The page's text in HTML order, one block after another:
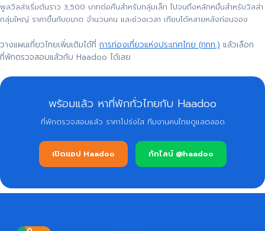
พูลวิลล่าเริ่มต้นราว 3,500 บาทต่อคืนสำหรับกลุ่มเล็ก ไปจนถึงหลักหมื่นสำหรับวิลล่า
กลุ่มใหญ่ ราคาขึ้นกับขนาด จำนวนคน และช่วงเวลา เทียบได้หลายหลังก่อนจอง
วางแผนเที่ยวไทยเพิ่มเติมได้ที่ การท่องเที่ยวแห่งประเทศไทย (ททท.) แล้วเลือก
ที่พักตรวจสอบแล้วกับ Haadoo ได้เลย
พร้อมแล้ว หาที่พักทั่วไทยกับ Haadoo
ที่พักตรวจสอบแล้ว ราคาโปร่งใส ทีมงานคนไทยดูแลตลอด
เปิดแอป Haadoo ทักไลน์ @haadoo